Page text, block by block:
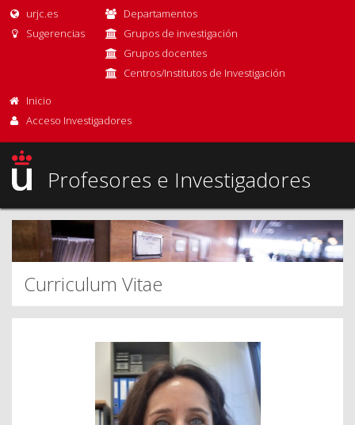
urjc.es
Sugerencias
Departamentos
Grupos de investigación
Grupos docentes
Centros/Institutos de Investigación
Inicio
Acceso Investigadores
Profesores e Investigadores
Curriculum Vitae